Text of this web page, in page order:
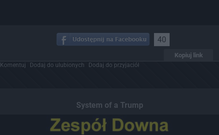
40
Kopiuj link
Komentuj Dodaj do ulubionych Dodaj do przyjaciół
System of a Trump